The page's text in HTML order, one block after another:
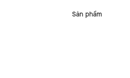
Sản phẩm